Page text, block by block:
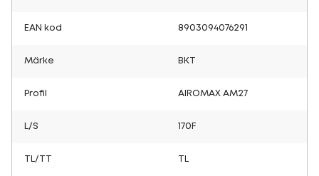
EAN kod 8903094076291
Märke BKT
Profil AIROMAX AM27
L/S 170F
TL/TT